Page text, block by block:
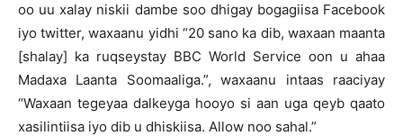
oo uu xalay niskii dambe soo dhigay bogagiisa Facebook
iyo twitter, waxaanu yidhi “20 sano ka dib, waxaan maanta
[shalay] ka ruqseystay BBC World Service oon u ahaa
Madaxa Laanta Soomaaliga.”, waxaanu intaas raaciyay
“Waxaan tegeyaa dalkeyga hooyo si aan uga qeyb qaato
xasilintiisa iyo dib u dhiskiisa. Allow noo sahal.”